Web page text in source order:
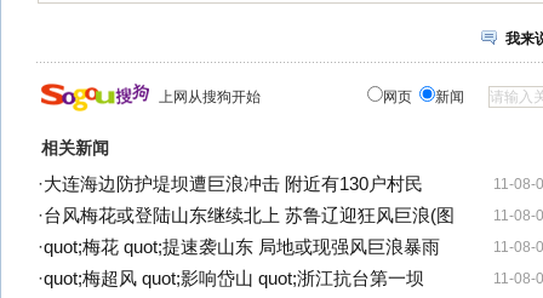
我来
上网从搜狗开始 网页 新闻
相关新闻
11-08-
·大连海边防护堤坝遭巨浪冲击 附近有130户村民
11-08-
·台风梅花或登陆山东继续北上 苏鲁辽迎狂风巨浪(图
11-08-
·quot;梅花 quot;提速袭山东 局地或现强风巨浪暴雨
11-08-
·quot;梅超风 quot;影响岱山 quot;浙江抗台第一坝